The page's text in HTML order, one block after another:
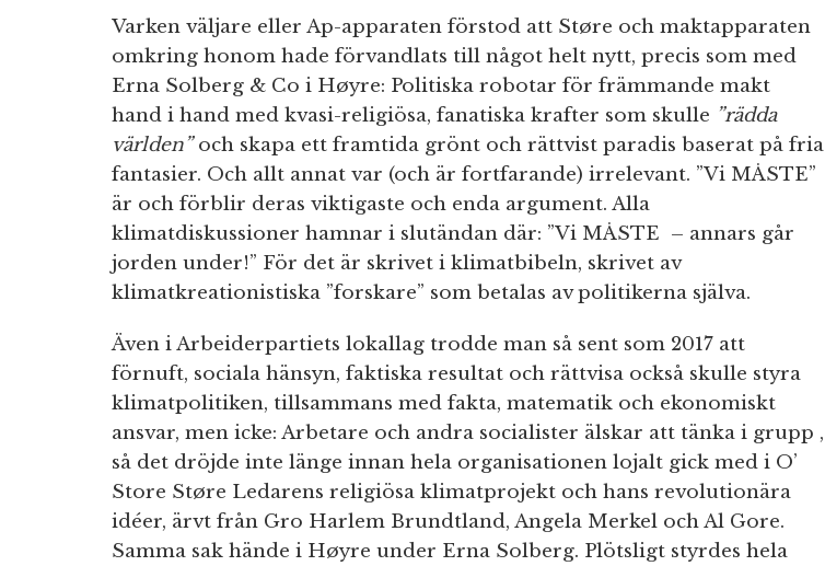
Varken väljare eller Ap-apparaten förstod att Støre och maktapparaten
omkring honom hade förvandlats till något helt nytt, precis som med
Erna Solberg & Co i Høyre: Politiska robotar för främmande makt
hand i hand med kvasi-religiösa, fanatiska krafter som skulle ”rädda
världen”och skapa ett framtida grönt och rättvist paradis baserat på fria
fantasier. Och allt annat var (och är fortfarande) irrelevant. ”Vi MÅSTE”
är och förblir deras viktigaste och enda argument. Alla
klimatdiskussioner hamnar i slutändan där: ”Vi MÅSTE – annars går
jorden under!” För det är skrivet i klimatbibeln, skrivet av
klimatkreationistiska ”forskare” som betalas av politikerna själva.
Även i Arbeiderpartiets lokallag trodde man så sent som 2017 att
förnuft, sociala hänsyn, faktiska resultat och rättvisa också skulle styra
klimatpolitiken, tillsammans med fakta, matematik och ekonomiskt
ansvar, men icke: Arbetare och andra socialister älskar att tänka i grupp ,
så det dröjde inte länge innan hela organisationen lojalt gick med i O’
Store Støre Ledarens religiösa klimatprojekt och hans revolutionära
idéer, ärvt från Gro Harlem Brundtland, Angela Merkel och Al Gore.
Samma sak hände i Høyre under Erna Solberg. Plötsligt styrdes hela